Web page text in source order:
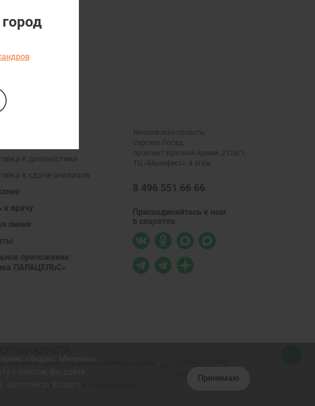
«Яндекс Метрика».
настройках Вашего
Принимаю
к диагностике
к сдаче анализов
к врачу
линия
приложение
ПАРАЦЕЛЬС»
Московская область,
Сергиев Посад,
проспект Красной Армии, 212а/1,
ТЦ «Манифест», 4 этаж
8 496 551 66 66
Присоединяйтесь к нам
в соцсетях:
целей. Определение диагноза и выбор
«Парацельс». Запрещается копирование
студия «Сибирикс»